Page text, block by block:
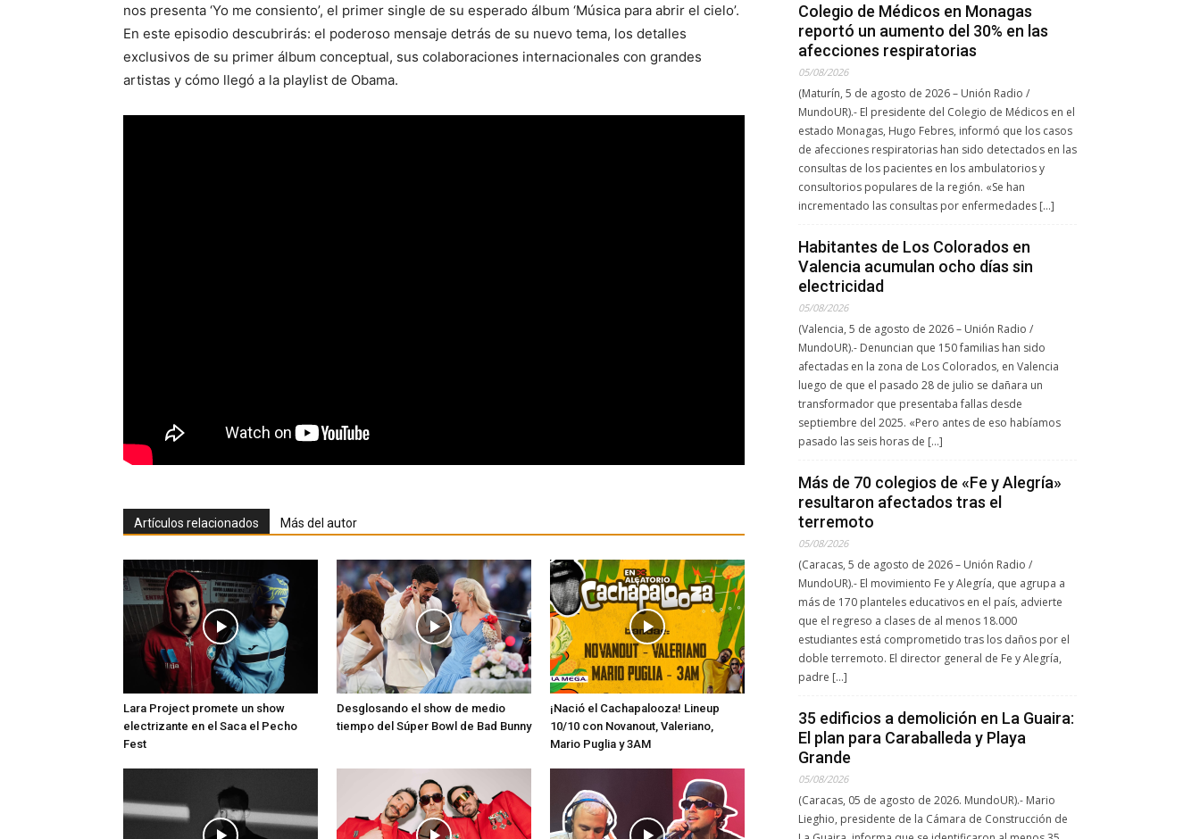
nos presenta ‘Yo me consiento’, el primer single de su esperado álbum ‘Música para abrir el cielo’.
En este episodio descubrirás: el poderoso mensaje detrás de su nuevo tema, los detalles
exclusivos de su primer álbum conceptual, sus colaboraciones internacionales con grandes
artistas y cómo llegó a la playlist de Obama.
Artículos relacionados Más del autor
Lara Project promete un show
electrizante en el Saca el Pecho
Fest
Desglosando el show de medio
tiempo del Súper Bowl de Bad Bunny
¡Nació el Cachapalooza! Lineup
10/10 con Novanout, Valeriano,
Mario Puglia y 3AM
Colegio de Médicos en Monagas
reportó un aumento del 30% en las
afecciones respiratorias
05/08/2026
(Maturín, 5 de agosto de 2026 – Unión Radio /
MundoUR).- El presidente del Colegio de Médicos en el
estado Monagas, Hugo Febres, informó que los casos
de afecciones respiratorias han sido detectados en las
consultas de los pacientes en los ambulatorios y
consultorios populares de la región. «Se han
incrementado las consultas por enfermedades […]
Habitantes de Los Colorados en
Valencia acumulan ocho días sin
electricidad
05/08/2026
(Valencia, 5 de agosto de 2026 – Unión Radio /
MundoUR).- Denuncian que 150 familias han sido
afectadas en la zona de Los Colorados, en Valencia
luego de que el pasado 28 de julio se dañara un
transformador que presentaba fallas desde
septiembre del 2025. «Pero antes de eso habíamos
pasado las seis horas de […]
Más de 70 colegios de «Fe y Alegría»
resultaron afectados tras el
terremoto
05/08/2026
(Caracas, 5 de agosto de 2026 – Unión Radio /
MundoUR).- El movimiento Fe y Alegría, que agrupa a
más de 170 planteles educativos en el país, advierte
que el regreso a clases de al menos 18.000
estudiantes está comprometido tras los daños por el
doble terremoto. El director general de Fe y Alegría,
padre […]
35 edificios a demolición en La Guaira:
El plan para Caraballeda y Playa
Grande
05/08/2026
(Caracas, 05 de agosto de 2026. MundoUR).- Mario
Lieghio, presidente de la Cámara de Construcción de